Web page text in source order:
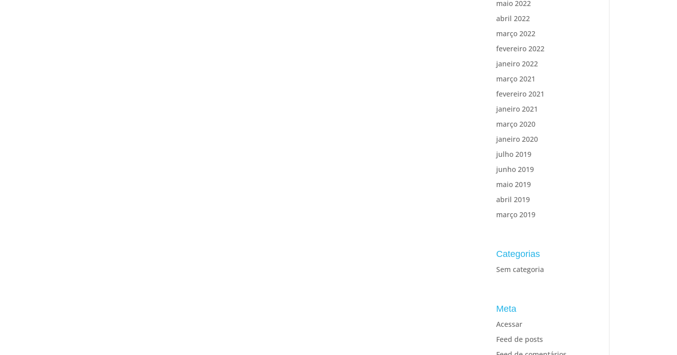
maio 2022
abril 2022
março 2022
fevereiro 2022
janeiro 2022
março 2021
fevereiro 2021
janeiro 2021
março 2020
janeiro 2020
julho 2019
junho 2019
maio 2019
abril 2019
março 2019
Categorias
Sem categoria
Meta
Acessar
Feed de posts